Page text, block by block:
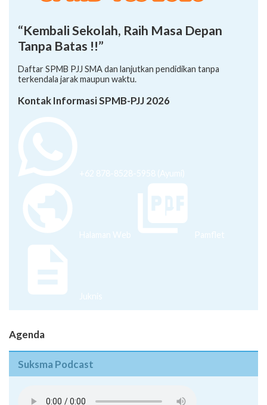
“Kembali Sekolah, Raih Masa Depan
Tanpa Batas !!”
Daftar SPMB PJJ SMA dan lanjutkan pendidikan tanpa
terkendala jarak maupun waktu.
Kontak Informasi SPMB-PJJ 2026
+62 878-8528-5958 (Ayumi)
Halaman Web Pamflet
Juknis
Agenda
Suksma Podcast